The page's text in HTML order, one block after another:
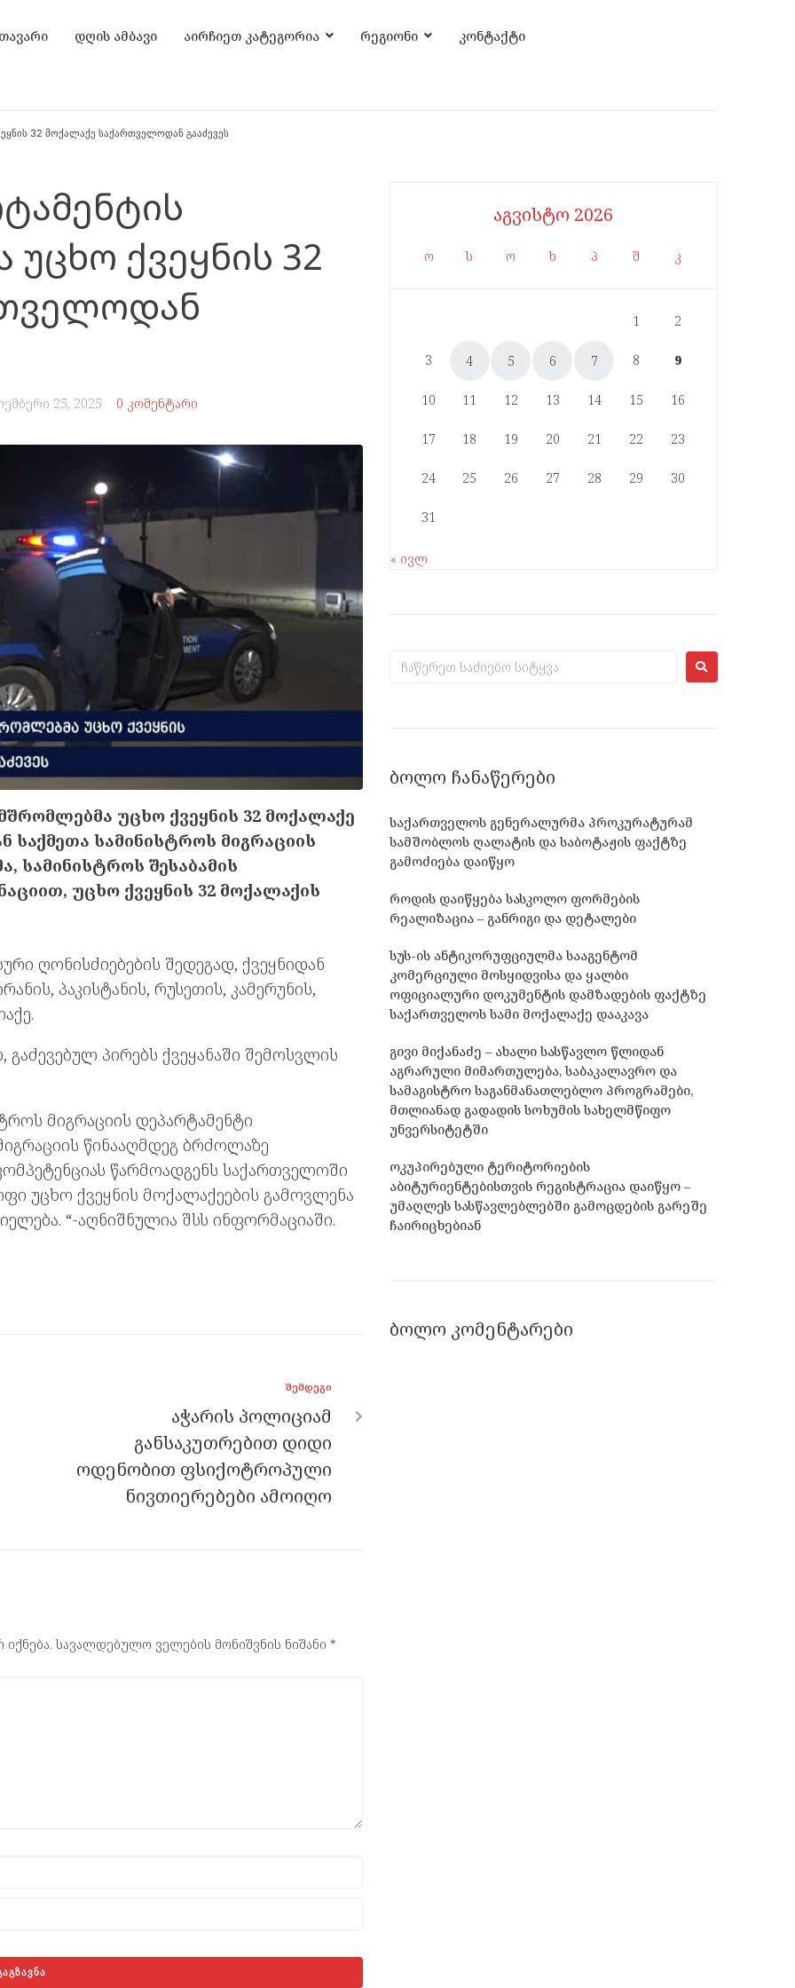
დღის ამბავი აირჩიეთ კატეგორია რეგიონი კონტაქტი
32 მოქალაქე საქართველოდან გააძევეს
ქვეყნის 32
25, 2025 0 კომენტარი
უცხო ქვეყნის 32 მოქალაქე
საქმეთა სამინისტროს მიგრაციის
სამინისტროს შესაბამის
უცხო ქვეყნის 32 მოქალაქის
ღონისძიებების შედეგად, ქვეყნიდან
პაკისტანის, რუსეთის, კამერუნის,
პირებს ქვეყანაში შემოსვლის
მიგრაციის დეპარტამენტი
წინააღმდეგ ბრძოლაზე
წარმოადგენს საქართველოში
უცხო ქვეყნის მოქალაქეების გამოვლენა
“-აღნიშნულია შსს ინფორმაციაში.
ᲨᲔᲛᲓᲔᲒᲘ
აჭარის პოლიციამ
განსაკუთრებით დიდი
ოდენობით ფსიქოტროპული
ნივთიერებები ამოიღო
სავალდებულო ველების მონიშვნის ნიშანი *
აგვისტო 2026
ო ს ო ხ პ შ კ
1 2
3 4 5 6 7 8 9
10 11 12 13 14 15 16
17 18 19 20 21 22 23
24 25 26 27 28 29 30
31
« ივლ
ᲑᲝᲚᲝ ᲩᲐᲜᲐᲬᲔᲠᲔᲑᲘ
საქართველოს გენერალურმა პროკურატურამ
სამშობლოს ღალატის და საბოტაჟის ფაქტზე
გამოძიება დაიწყო
როდის დაიწყება სასკოლო ფორმების
რეალიზაცია – განრიგი და დეტალები
სუს-ის ანტიკორუფციულმა სააგენტომ
კომერციული მოსყიდვისა და ყალბი
ოფიციალური დოკუმენტის დამზადების ფაქტზე
საქართველოს სამი მოქალაქე დააკავა
გივი მიქანაძე – ახალი სასწავლო წლიდან
აგრარული მიმართულება, საბაკალავრო და
სამაგისტრო საგანმანათლებლო პროგრამები,
მთლიანად გადადის სოხუმის სახელმწიფო
უნვერსიტეტში
ოკუპირებული ტერიტორიების
აბიტურიენტებისთვის რეგისტრაცია დაიწყო –
უმაღლეს სასწავლებლებში გამოცდების გარეშე
ჩაირიცხებიან
ᲑᲝᲚᲝ ᲙᲝᲛᲔᲜᲢᲐᲠᲔᲑᲘ